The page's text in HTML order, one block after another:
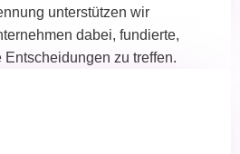
unterstützen wir
dabei, fundierte,
Entscheidungen zu treffen.